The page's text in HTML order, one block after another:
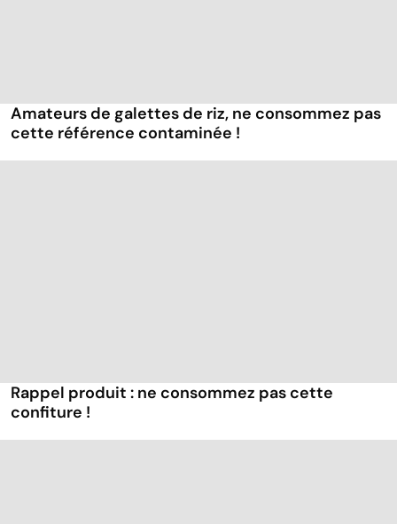
Amateurs de galettes de riz, ne consommez pas
cette référence contaminée !
Rappel produit : ne consommez pas cette
confiture !